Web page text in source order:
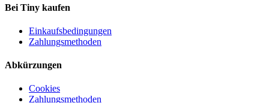
Bei Tiny kaufen
Einkaufsbedingungen
Zahlungsmethoden
Abkürzungen
Cookies
Zahlungsmethoden